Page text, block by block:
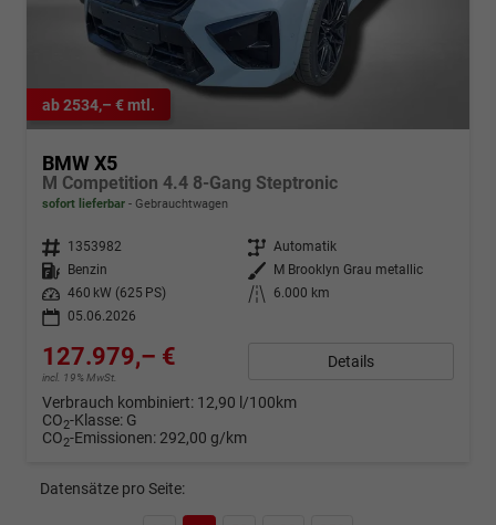
ab 2534,– € mtl.
BMW X5
M Competition 4.4 8-Gang Steptronic
sofort lieferbar Gebrauchtwagen
Fahrzeugnr. 1353982 Getriebe Automatik
Kraftstoff
Benzin Außenfarbe
M Brooklyn Grau metallic
Leistung
460 kW (625 PS) Kilometerstand
6.000 km
05.06.2026
127.979,– €
incl. 19% MwSt.
Details
Verbrauch kombiniert: 12,90 l/100km
CO2-Klasse: G
CO2-Emissionen: 292,00 g/km
Datensätze pro Seite: